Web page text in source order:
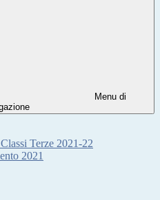
Menu di
Terze 2021-22
2021